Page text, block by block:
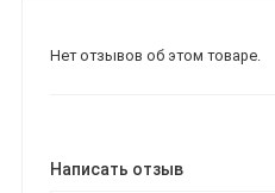
Нет отзывов об этом товаре.
Написать отзыв